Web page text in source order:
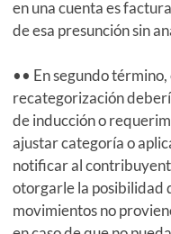
en una cuenta es
de esa presunción sin
•• En segundo
recategorización
de inducción o
ajustar categoría o
notificar al
otorgarle la posibilidad
movimientos no